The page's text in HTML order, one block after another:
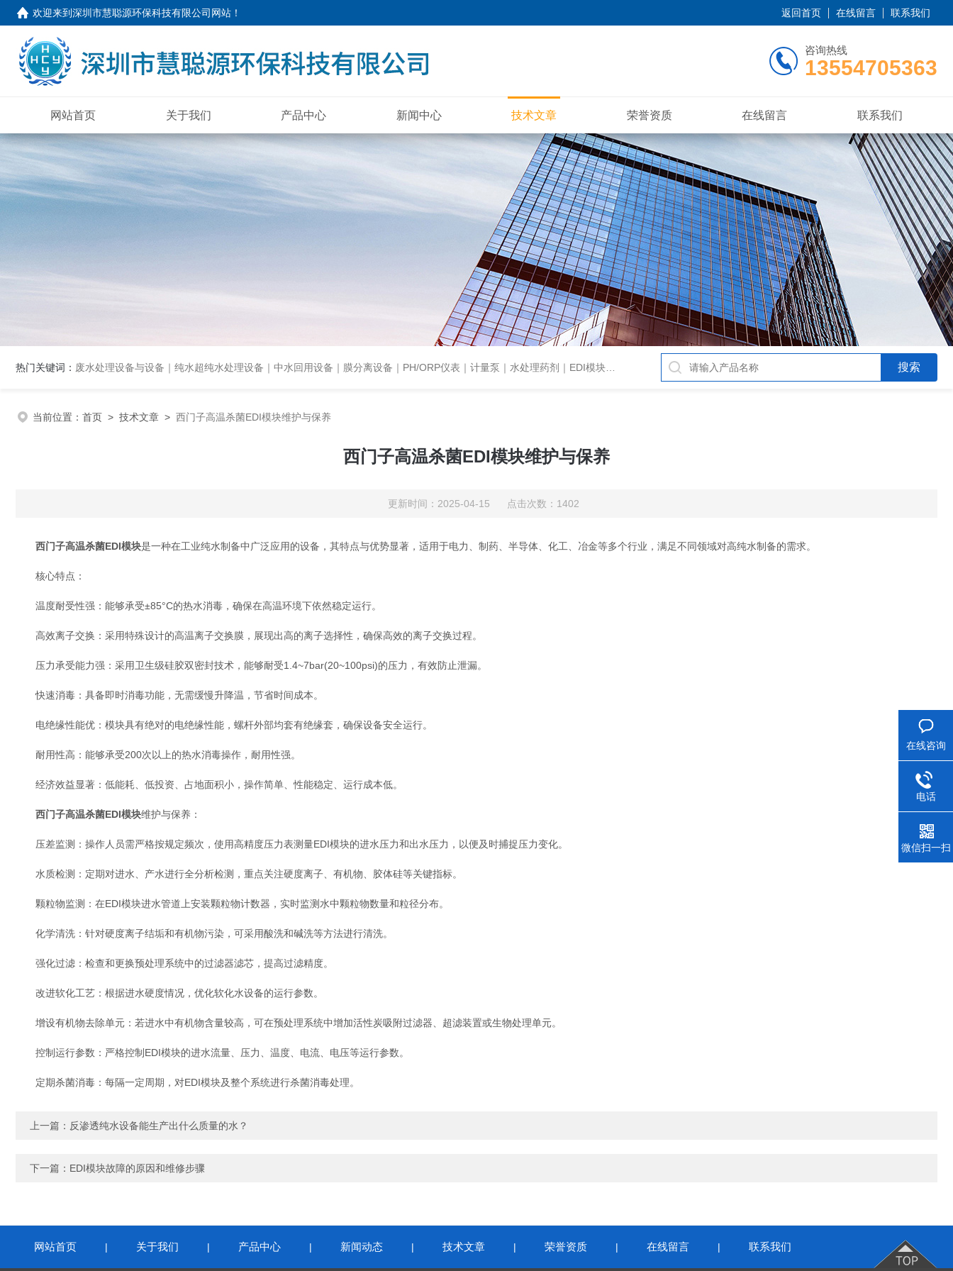
欢迎来到深圳市慧聪源环保科技有限公司网站 ！ 返回首页 在线留言 联系我们
咨询热线
13554705363
网站首页 关于我们 产品中心 新闻中心 技术文章 荣誉资质 在线留言 联系我们
热门关键词： 废水处理设备与设备｜纯水超纯水处理设备｜中水回用设备｜膜分离设备｜PH/ORP仪表｜计量泵｜水处理药剂｜EDI模块代理｜EDI模块维修
当前位置： 首页 > 技术文章 > 西门子高温杀菌EDI模块维护与保养
西门子高温杀菌EDI模块维护与保养
更新时间：2025-04-15 点击次数：1402
西门子高温杀菌EDI模块是一种在工业纯水制备中广泛应用的设备，其特点与优势显著，适用于电力、制药、半导体、化工、冶金等多个行业，满足不同领域对高纯水制备的需求。
核心特点：
温度耐受性强：能够承受±85°C的热水消毒，确保在高温环境下依然稳定运行。
高效离子交换：采用特殊设计的高温离子交换膜，展现出高的离子选择性，确保高效的离子交换过程。
压力承受能力强：采用卫生级硅胶双密封技术，能够耐受1.4~7bar(20~100psi)的压力，有效防止泄漏。
快速消毒：具备即时消毒功能，无需缓慢升降温，节省时间成本。
电绝缘性能优：模块具有绝对的电绝缘性能，螺杆外部均套有绝缘套，确保设备安全运行。
耐用性高：能够承受200次以上的热水消毒操作，耐用性强。
经济效益显著：低能耗、低投资、占地面积小，操作简单、性能稳定、运行成本低。
西门子高温杀菌EDI模块维护与保养：
压差监测：操作人员需严格按规定频次，使用高精度压力表测量EDI模块的进水压力和出水压力，以便及时捕捉压力变化。
水质检测：定期对进水、产水进行全分析检测，重点关注硬度离子、有机物、胶体硅等关键指标。
颗粒物监测：在EDI模块进水管道上安装颗粒物计数器，实时监测水中颗粒物数量和粒径分布。
化学清洗：针对硬度离子结垢和有机物污染，可采用酸洗和碱洗等方法进行清洗。
强化过滤：检查和更换预处理系统中的过滤器滤芯，提高过滤精度。
改进软化工艺：根据进水硬度情况，优化软化水设备的运行参数。
增设有机物去除单元：若进水中有机物含量较高，可在预处理系统中增加活性炭吸附过滤器、超滤装置或生物处理单元。
控制运行参数：严格控制EDI模块的进水流量、压力、温度、电流、电压等运行参数。
定期杀菌消毒：每隔一定周期，对EDI模块及整个系统进行杀菌消毒处理。
上一篇： 反渗透纯水设备能生产出什么质量的水？
下一篇： EDI模块故障的原因和维修步骤
网站首页 | 关于我们 | 产品中心 | 新闻动态 | 技术文章 | 荣誉资质 | 在线留言 | 联系我们
在线咨询
电话
微信扫一扫